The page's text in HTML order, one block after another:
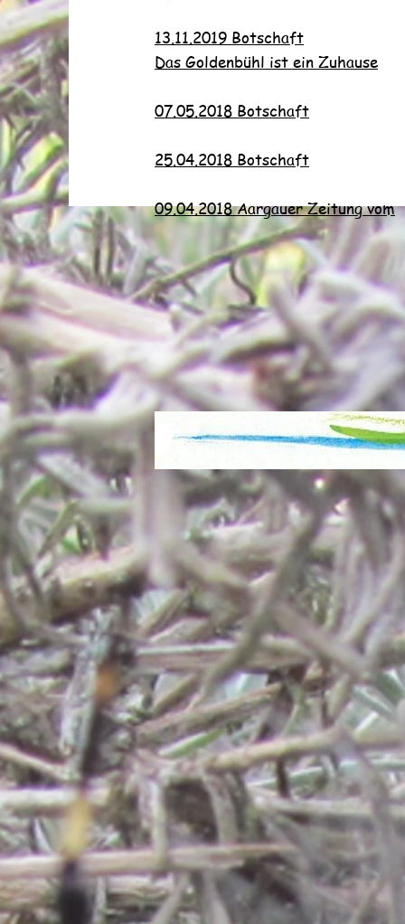
13.11.2019 Botschaft
Das Goldenbühl ist ein Zuhause
07.05.2018 Botschaft
25.04.2018 Botschaft
09.04.2018 Aargauer Zeitung vom